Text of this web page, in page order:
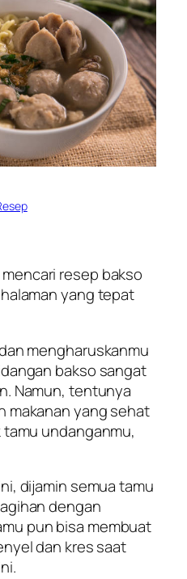
resep bakso
yang tepat
mengharuskanmu
bakso sangat
Namun, tentunya
makanan yang sehat
undanganmu,
dijamin semua tamu
dengan
pun bisa membuat
dan kres saat